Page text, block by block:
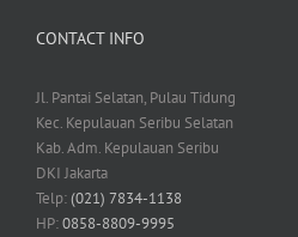
CONTACT INFO
Jl. Pantai Selatan, Pulau Tidung
Kec. Kepulauan Seribu Selatan
Kab. Adm. Kepulauan Seribu
DKI Jakarta
Telp:(021) 7834-1138
HP:0858-8809-9995